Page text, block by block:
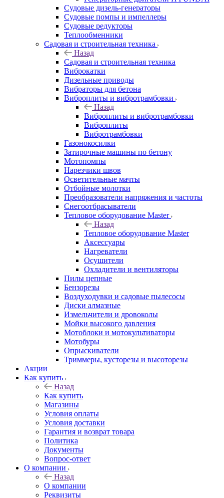
Судовые дизель-генераторы
Судовые помпы и импеллеры
Судовые редукторы
Теплообменники
Садовая и строительная техника
Назад
Садовая и строительная техника
Виброкатки
Дизельные приводы
Вибраторы для бетона
Виброплиты и вибротрамбовки
Назад
Виброплиты и вибротрамбовки
Виброплиты
Вибротрамбовки
Газонокосилки
Затирочные машины по бетону
Мотопомпы
Нарезчики швов
Осветительные мачты
Отбойные молотки
Преобразователи напряжения и частоты
Снегоотбрасыватели
Тепловое оборудование Master
Назад
Тепловое оборудование Master
Аксессуары
Нагреватели
Осушители
Охладители и вентиляторы
Пилы цепные
Бензорезы
Воздуходувки и садовые пылесосы
Диски алмазные
Измельчители и дровоколы
Мойки высокого давления
Мотоблоки и мотокультиваторы
Мотобуры
Опрыскиватели
Триммеры, кусторезы и высоторезы
Акции
Как купить
Назад
Как купить
Магазины
Условия оплаты
Условия доставки
Гарантия и возврат товара
Политика
Документы
Вопрос-ответ
О компании
Назад
О компании
Реквизиты